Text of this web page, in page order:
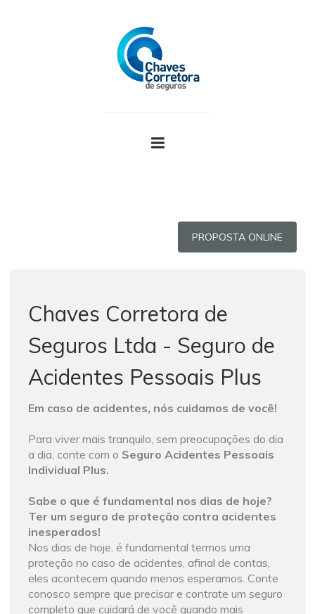
PROPOSTA ONLINE
Chaves Corretora de
Seguros Ltda - Seguro de
Acidentes Pessoais Plus
Em caso de acidentes, nós cuidamos de você!
Para viver mais tranquilo, sem preocupações do dia
a dia, conte com o Seguro Acidentes Pessoais
Individual Plus.
Sabe o que é fundamental nos dias de hoje?
Ter um seguro de proteção contra acidentes
inesperados!
Nos dias de hoje, é fundamental termos uma
proteção no caso de acidentes, afinal de contas,
eles acontecem quando menos esperamos. Conte
conosco sempre que precisar e contrate um seguro
completo que cuidará de você quando mais